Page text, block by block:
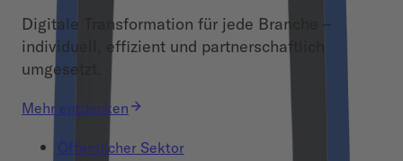
Digitale Transformation für jede Branche –
individuell, effizient und partnerschaftlich
umgesetzt.
Mehr entdecken
Öffentlicher Sektor